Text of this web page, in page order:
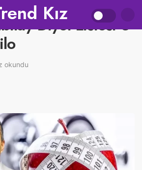
Kız
Diyet Listesi 3
okundu